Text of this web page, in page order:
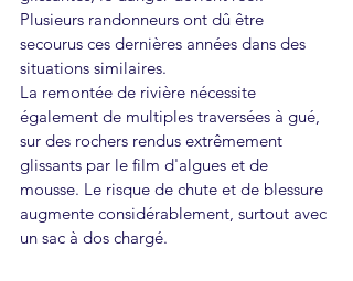
Plusieurs randonneurs ont dû être
secourus ces dernières années dans des
situations similaires.
La remontée de rivière nécessite
également de multiples traversées à gué,
sur des rochers rendus extrêmement
glissants par le film d'algues et de
mousse. Le risque de chute et de blessure
augmente considérablement, surtout avec
un sac à dos chargé.